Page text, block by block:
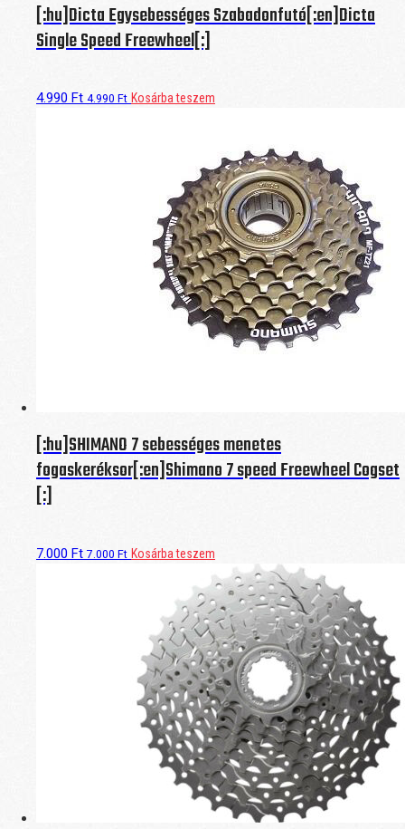
[:hu]Dicta Egysebességes Szabadonfutó[:en]Dicta
Single Speed Freewheel[:]
4.990 Ft 4.990 Ft Kosárba teszem
[:hu]SHIMANO 7 sebességes menetes
fogaskeréksor[:en]Shimano 7 speed Freewheel Cogset
[:]
7.000 Ft 7.000 Ft Kosárba teszem